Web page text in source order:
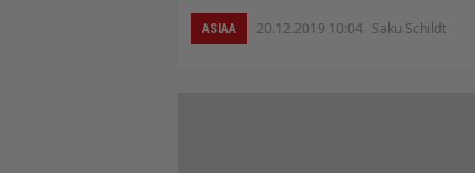
ASIAA 20.12.2019 10:04 Saku Schildt